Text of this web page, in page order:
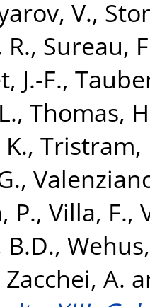
V.,
, Sureau,
J.-F.,
, Thomas,
, Tristram,
,
P., Villa, F.,
,
Zacchei, A.